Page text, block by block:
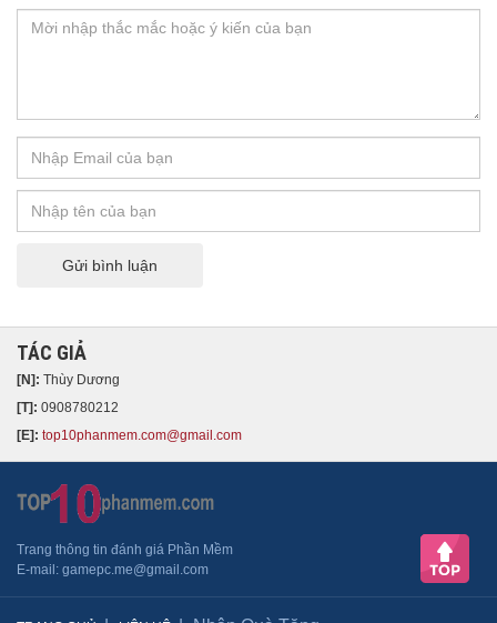
Gửi bình luận
TÁC GIẢ
[N]: Thùy Dương
[T]: 0908780212
[E]: top10phanmem.com@gmail.com
Trang thông tin đánh giá Phần Mềm
​E-mail: gamepc.me@gmail.com